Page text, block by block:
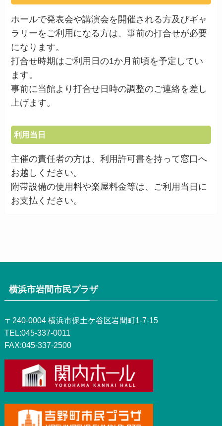
ホールで発表会や講演会を開催される方及びギャ
ラリーをご利用になる方は、事前の打合せが必要
になります。
打合せ時期はご利用日の1か月前頃を予定してい
ます。
事前に当館より打合せ日時の調整のご連絡を差し
上げます。
利用当日
主催の責任者の方は、利用許可書を持って窓口へ
お越しください。
附帯設備の使用料や楽屋料金等は、ご利用当日に
お支払ください。
横浜市岩間市民プラザ
〒240-0004 横浜市保土ケ谷区岩間町1-7-15
TEL:045-337-0011
FAX:045-337-2500